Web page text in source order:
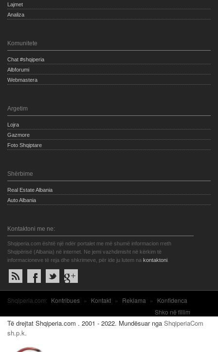
Lajmet
Analiza
Komunitete
Chat #shqiperia
Albforumi
Webmastera
Argetim
Lojra
Gazmore
Foto Shqiptare
Shërbime
Real Estate Albania
Auto Albania
Kontaktoni me ne:
Shqiperia.com është një ndër portalet me më shumë informacion rreth
Shqipërisë (Albania) në internet. Ne jemi vazhdimisht në kërkim të
informacioneve të reja dhe shkrimeve, për ide ju lutem na kontaktoni
Shqiperia.com: Kontribues » Kontakt » Reklama »
Konfidenca
Shko në fillim
Të drejtat Shqiperia.com . 2001 - 2022. Mundësuar nga ShqiperiaCom
sh.p.k.